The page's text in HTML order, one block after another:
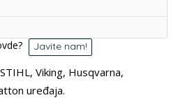
Javite nam!
Viking, Husqvarna,
uređaja.